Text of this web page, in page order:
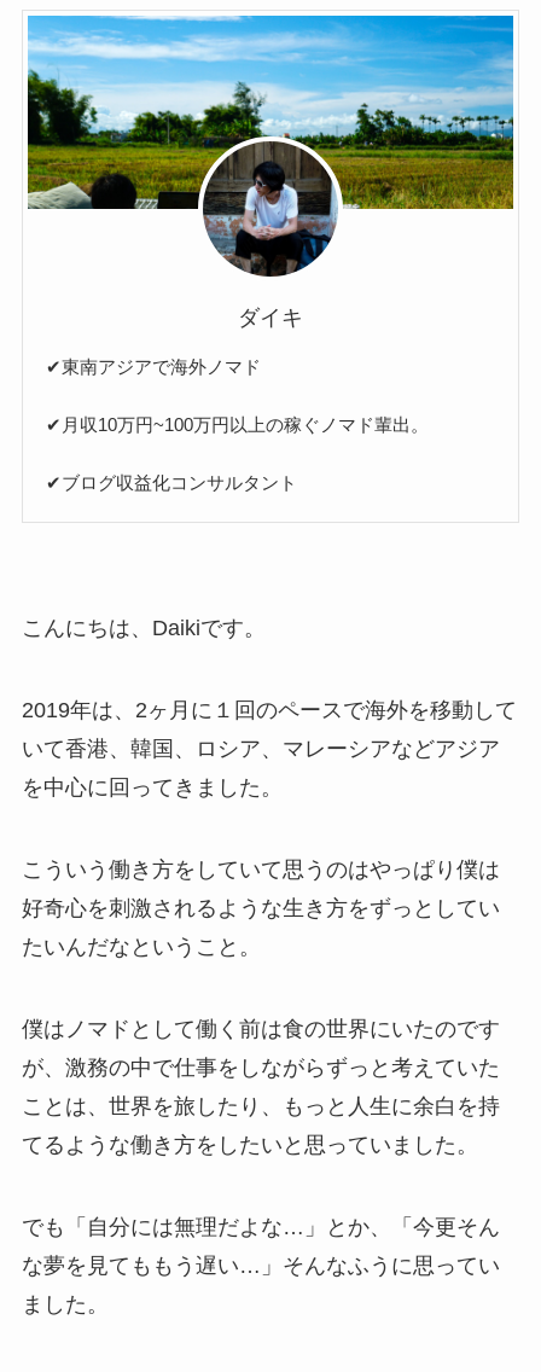
ダイキ
✔︎東南アジアで海外ノマド
✔︎月収10万円~100万円以上の稼ぐノマド輩出。
✔︎ブログ収益化コンサルタント
こんにちは、Daikiです。
2019年は、2ヶ月に１回のペースで海外を移動して
いて香港、韓国、ロシア、マレーシアなどアジア
を中心に回ってきました。
こういう働き方をしていて思うのはやっぱり僕は
好奇心を刺激されるような生き方をずっとしてい
たいんだなということ。
僕はノマドとして働く前は食の世界にいたのです
が、激務の中で仕事をしながらずっと考えていた
ことは、世界を旅したり、もっと人生に余白を持
てるような働き方をしたいと思っていました。
でも「自分には無理だよな…」とか、「今更そん
な夢を見てももう遅い…」そんなふうに思ってい
ました。